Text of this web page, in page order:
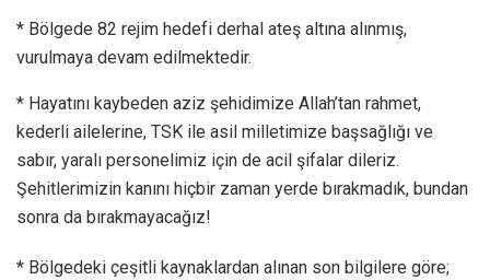
* Bölgede 82 rejim hedefi derhal ateş altına alınmış,
vurulmaya devam edilmektedir.
* Hayatını kaybeden aziz şehidimize Allah’tan rahmet,
kederli ailelerine, TSK ile asil milletimize başsağlığı ve
sabır, yaralı personelimiz için de acil şifalar dileriz.
Şehitlerimizin kanını hiçbir zaman yerde bırakmadık, bundan
sonra da bırakmayacağız!
* Bölgedeki çeşitli kaynaklardan alınan son bilgilere göre;